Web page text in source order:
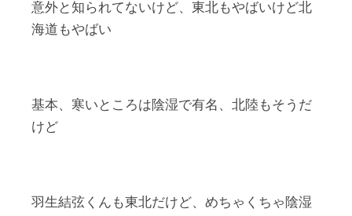
意外と知られてないけど、東北もやばいけど北
海道もやばい
基本、寒いところは陰湿で有名、北陸もそうだ
けど
羽生結弦くんも東北だけど、めちゃくちゃ陰湿